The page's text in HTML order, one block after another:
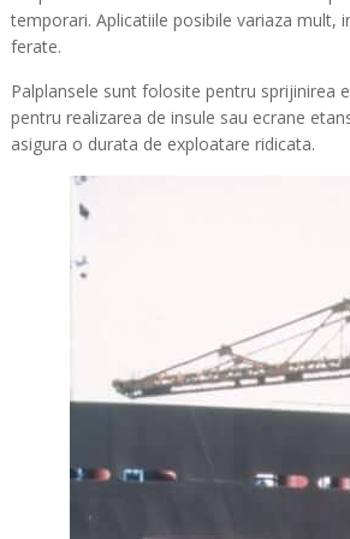
temporari. Aplicatiile posibile variaza mult,
ferate.
Palplansele sunt folosite pentru sprijinirea
pentru realizarea de insule sau ecrane
asigura o durata de exploatare ridicata.